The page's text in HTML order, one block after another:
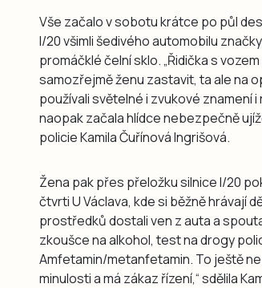
Vše začalo v sobotu krátce po půl
I/20 všimli šedivého automobilu
promáčklé čelní sklo. „Řidička s
samozřejmě ženu zastavit, ta ale na
používali světelné i zvukové znamení
naopak začala hlídce nebezpečně
policie Kamila Čuřínová Ingrišová.
Žena pak přes přeložku silnice I/20
čtvrti U Václava, kde si běžně hrávají
prostředků dostali ven z auta a
zkoušce na alkohol, test na drogy
Amfetamin/metanfetamin. To ještě
minulosti a má zákaz řízení,“ sdělila